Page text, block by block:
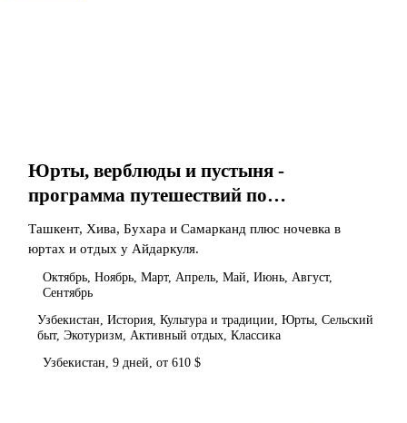
Юрты, верблюды и пустыня -
программа путешествий по
Узбекистану
Ташкент, Хива, Бухара и Самарканд плюс ночевка в
юртах и отдых у Айдаркуля.
Октябрь, Ноябрь, Март, Апрель, Май, Июнь, Август,
Сентябрь
Узбекистан, История, Культура и традиции, Юрты, Сельский
быт, Экотуризм, Активный отдых, Классика
Узбекистан, 9 дней, от 610 $